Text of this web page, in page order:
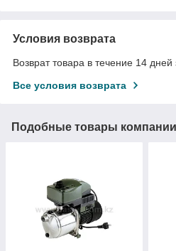
Условия возврата
Возврат товара в течение 14 дней
Все условия возврата
Подобные товары компании